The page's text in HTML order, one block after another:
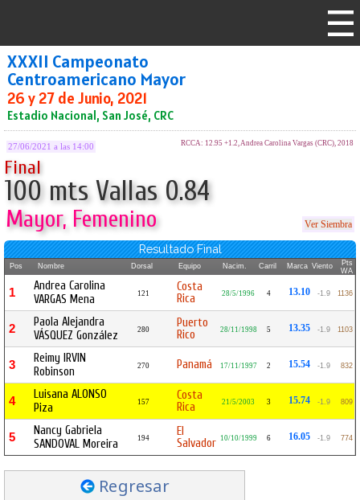
XXXII Campeonato
Centroamericano Mayor
26 y 27 de Junio, 2021
Estadio Nacional, San José, CRC
27/06/2021 a las 14:00 RCCA: 12.95 +1.2, Andrea Carolina Vargas (CRC), 2018
Final
100 mts Vallas 0.84
Mayor, Femenino Ver Siembra
Resultado Final
Pos Nombre Dorsal Equipo Nacim. Carril Marca Viento
Pts
WA
1
Andrea Carolina
VARGAS Mena
121
Costa
Rica
28/5/1996 4 13.10 -1.9 1136
2
Paola Alejandra
VÁSQUEZ González
280
Puerto
Rico
28/11/1998 5 13.35 -1.9 1103
3
Reimy IRVIN
Robinson
270 Panamá 17/11/1997 2 15.54 -1.9 832
4
Luisana ALONSO
Piza
157
Costa
Rica
21/5/2003 3 15.74 -1.9 809
5
Nancy Gabriela
SANDOVAL Moreira
194
El
Salvador 10/10/1999 6 16.05 -1.9 774
Regresar